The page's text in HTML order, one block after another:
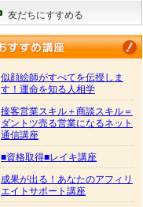
友だちにすすめる
似顔絵師がすべてを伝授しま
す！運命を知る人相学
接客営業スキル＋商談スキル＝
ダントツ売る営業になるネット
通信講座
■資格取得■レイキ講座
成果が出る！あなたのアフィリ
エイトサポート講座